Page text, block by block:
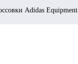
Adidas Equipment